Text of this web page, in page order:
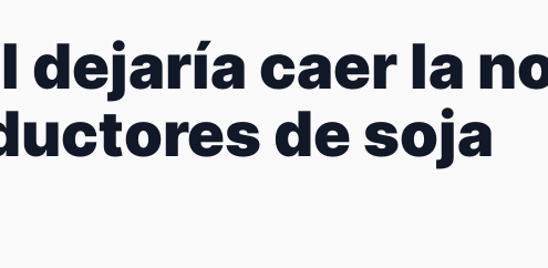
dejaría caer la
de soja